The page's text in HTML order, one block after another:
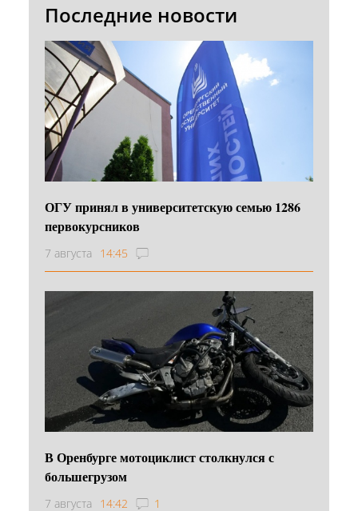
Последние новости
ОГУ принял в университетскую семью 1286
первокурсников
7 августа 14:45
В Оренбурге мотоциклист столкнулся с
большегрузом
7 августа 14:42 1